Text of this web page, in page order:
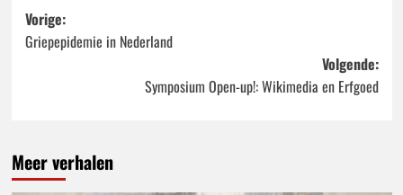
Bericht
navigatie
Vorige:
Griepepidemie in Nederland
Volgende:
Symposium Open-up!: Wikimedia en Erfgoed
Meer verhalen